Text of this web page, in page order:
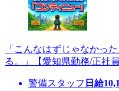
「こんなはずじゃなかっ
る。」【愛知県勤務/正社員
警備スタッフ 日給